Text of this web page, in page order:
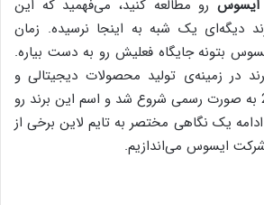
ایسوس رو مطالعه کنید، می‌فهمید که این
دیگه‌ای یک شبه به اینجا نرسیده. زمان
بتونه جایگاه فعلیش رو به دست بیاره.
در زمینه‌ی تولید محصولات دیجیتالی و
سخت‌افزار از سال 2005 به صورت رسمی شروع شد و اسم این برند رو
یک نگاهی مختصر به تایم لاین برخی از
ایسوس می‌اندازیم.